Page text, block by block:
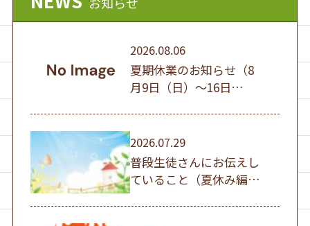
2026.08.06
夏期休業のお知らせ（8
月9日（日）～16日
2026.07.29
普段生徒さんにお伝えし
ていること（夏休み編
①）